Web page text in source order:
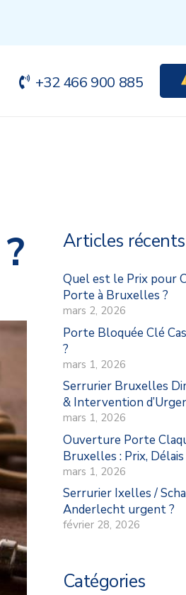
+32 466 900 885
Articles récents
Quel est le Prix pour
Porte à Bruxelles ?
mars 2, 2026
Porte Bloquée Clé
?
mars 1, 2026
Serrurier Bruxelles
& Intervention
mars 1, 2026
Ouverture Porte
Bruxelles : Prix,
mars 1, 2026
Serrurier Ixelles /
Anderlecht urgent ?
février 28, 2026
Catégories